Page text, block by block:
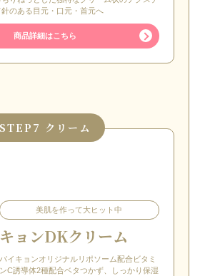
のある目元・口元・首元へ
商品詳細はこちら
STEP 7 クリーム
美肌を作って大ヒット中
キョンDKクリーム
バイキョンオリジナルリポソーム配合ビタミ
ンC誘導体2種配合ベタつかず、しっかり保湿